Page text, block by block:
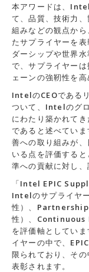
本アワードは、
て、品質、技術力
組みなどの観点か
たサプライヤーを
ダーシップや世界
で、サプライヤー
ェーンの強靭性を
IntelのCEOである
ついて、Intelのグ
にわたり築かれて
であると述べてい
善への取り組みが
いる点を評価する
準への貢献に対し、
「Intel EPIC
Intelのサプライヤ
性）、Partnership
性）、Continuous
を評価軸としてい
イヤーの中で、
限られており、そ
表彰されます。